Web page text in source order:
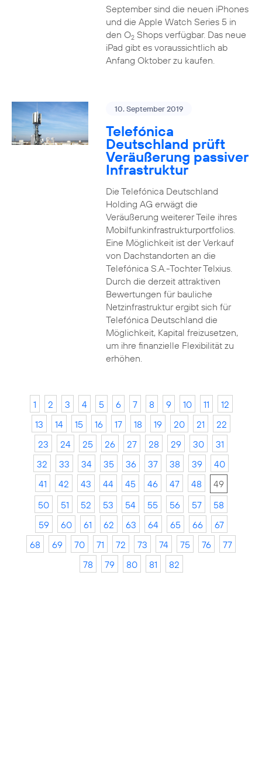
September sind die neuen iPhones
und die Apple Watch Series 5 in
den O2Shops verfügbar. Das neue
iPad gibt es voraussichtlich ab
Anfang Oktober zu kaufen.
10. September 2019
Telefónica
Deutschland prüft
Veräußerung passiver
Infrastruktur
Die Telefónica Deutschland
Holding AG erwägt die
Veräußerung weiterer Teile ihres
Mobilfunkinfrastrukturportfolios.
Eine Möglichkeit ist der Verkauf
von Dachstandorten an die
Telefónica S.A.-Tochter Telxius.
Durch die derzeit attraktiven
Bewertungen für bauliche
Netzinfrastruktur ergibt sich für
Telefónica Deutschland die
Möglichkeit, Kapital freizusetzen,
um ihre finanzielle Flexibilität zu
erhöhen.
1 2 3 4 5 6 7 8 9 10 11
12
13
14 15 16 17 18 19 20 21
22
23
24 25 26 27 28 29 30
31
32
33 34 35 36 37 38 39
40
41
42 43 44 45 46 47 48
49
50
51 52 53 54 55 56 57
58
59
60 61 62 63 64 65 66
67
68
69 70 71 72 73 74 75 76
77
78
79 80 81 82